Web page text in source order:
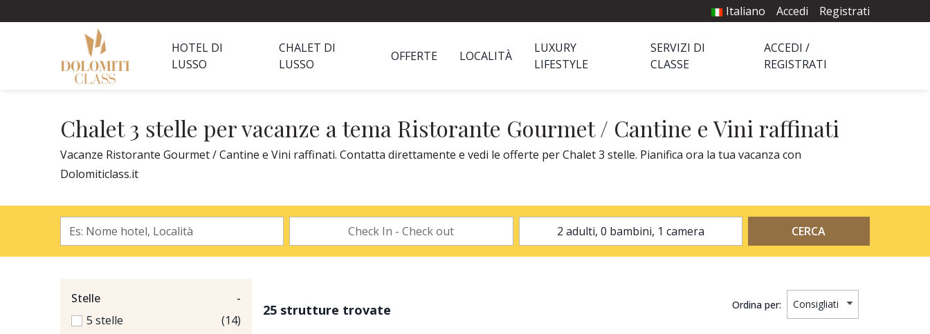
Italiano Accedi Registrati
HOTEL DI
LUSSO
CHALET DI
LUSSO
OFFERTE LOCALITÀ
LUXURY
LIFESTYLE
SERVIZI DI
CLASSE
ACCEDI /
REGISTRATI
Chalet 3 stelle per vacanze a tema Ristorante Gourmet / Cantine e Vini raffinati
Vacanze Ristorante Gourmet / Cantine e Vini raffinati. Contatta direttamente e vedi le offerte per Chalet 3 stelle. Pianifica ora la tua vacanza con
Dolomiticlass.it
2 adulti, 0 bambini, 1 camera CERCA
Stelle
-
5 stelle
(14)
25 strutture trovate Ordina per: